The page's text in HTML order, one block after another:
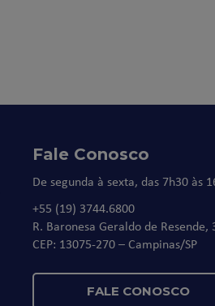
Fale Conosco
De segunda à sexta, das 7h30 às
+55 (19) 3744.6800
R. Baronesa Geraldo de Resende,
CEP: 13075-270 – Campinas/SP
FALE CONOSCO